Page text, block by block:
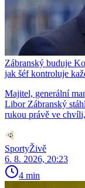
Zábranský buduje
jak šéf kontroluje
Majitel, generální
Libor Zábranský
rukou právě ve
SportyŽivě
6. 8. 2026, 20:23
4 min